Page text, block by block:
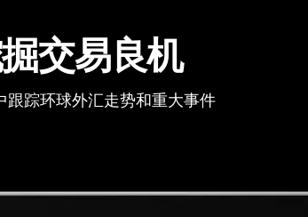
交易良机
踪环球外汇走势和重大事件